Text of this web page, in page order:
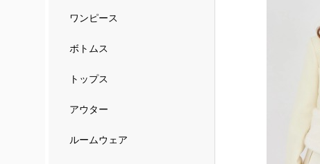
ワンピース
ボトムス
トップス
アウター
ルームウェア